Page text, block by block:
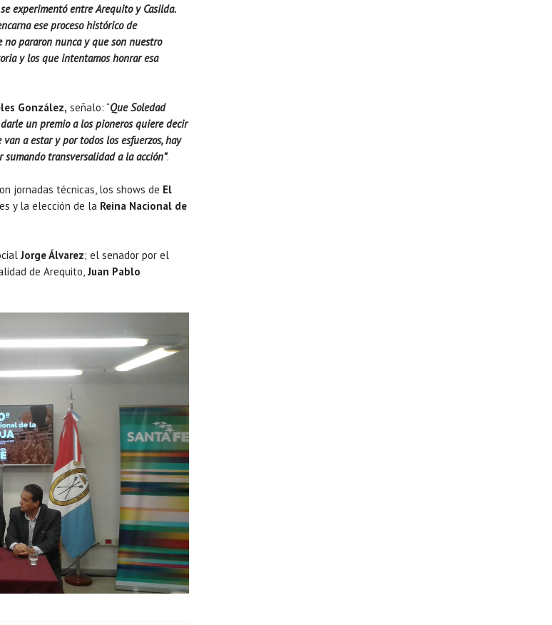
experimentó entre Arequito y Casilda.
ese proceso histórico de
no pararon nunca y que son nuestro
y los que intentamos honrar esa
González, señalo: “Que Soledad
un premio a los pioneros quiere decir
a estar y por todos los esfuerzos, hay
transversalidad a la acción”.
jornadas técnicas, los shows de El
y la elección de la Reina Nacional de
Jorge Álvarez; el senador por el
de Arequito,Juan Pablo